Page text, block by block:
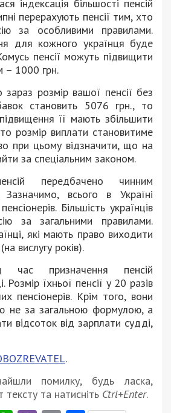
індексація більшості пенсій
перерахують пенсії тим, хто
за особливими правилами.
для кожного українця буде
пенсії можуть підвищити
– 1000 грн.
розмір вашої пенсії без
становить 5076 грн., то
її мають збільшити
розмір виплати становитиме
при цьому відзначити, що на
за спеціальним законом.
передбачено чинним
Зазначимо, всього в Україні
Більшість українців
за загальними правилами.
які мають право виходити
вислугу років).
час призначення пенсій
Розмір їхньої пенсії у 20 разів
пенсіонерів. Крім того, вони
не за загальною формулою, а
відсоток від зарплати судді,
.
помилку, будь ласка,
тексту та натисніть Ctrl+Enter.